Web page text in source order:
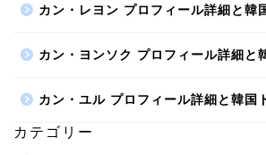
カン・レヨン プロフィール詳細と韓
カン・ヨンソク プロフィール詳細と
カン・ユル プロフィール詳細と韓国
カテゴリー